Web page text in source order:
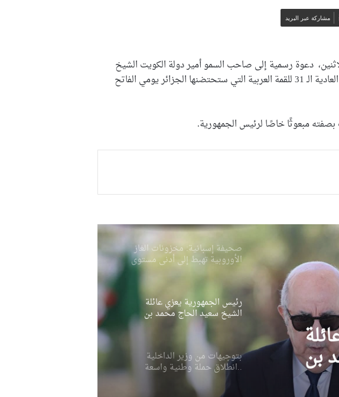
مشاركة عبر البريد
دعوة رسمية إلى صاحب السمو أمير دولة الكويت الشيخ
نواف الأحمد الجابر الصباح، للمشاركة في أشغال الدورة العادية الـ 31 للقمة العربية التي ستحتضنها الجزائر يومي الفاتح
مبعوثًا خاصًا لرئيس الجمهورية.
الوطنية البيلاروسية
السيّد عطاف يجري لقاء على
الزهور أمام تمثال النصر بالعاصمة
صحيفة إسبانية: مخزونات الغاز
رئيس الجمهورية يعزي عائلة
الشيخ سعيد الحاج محمد بن
إبراهيم “كعباش”
بتوجيهات من وزير الداخلية
..انطلاق حملة وطنية واسعة
للنظافة عبر مختلف ولايات
وزير المجاهدين يطمئن على
الحالة الصحية للمجاهدة زهية